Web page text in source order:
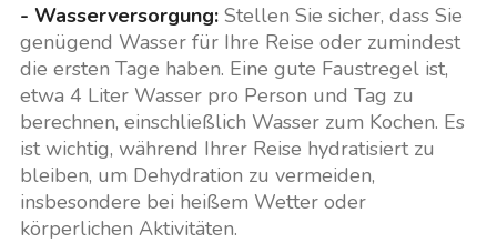
- Wasserversorgung:Stellen Sie sicher, dass Sie
genügend Wasser für Ihre Reise oder zumindest
die ersten Tage haben. Eine gute Faustregel ist,
etwa 4 Liter Wasser pro Person und Tag zu
berechnen, einschließlich Wasser zum Kochen. Es
ist wichtig, während Ihrer Reise hydratisiert zu
bleiben, um Dehydration zu vermeiden,
insbesondere bei heißem Wetter oder
körperlichen Aktivitäten.